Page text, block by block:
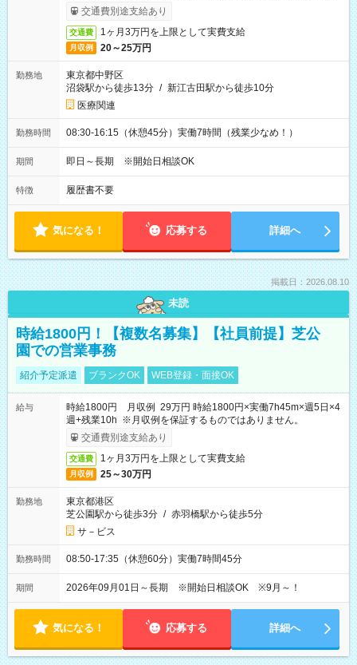
ービス利用可（利用条件有）
交通費別途支給あり
交通費 1ヶ月3万円を上限として実費支給
月収例 20～25万円
勤務地
東京都中野区
沼袋駅から徒歩13分 / 新江古田駅から徒歩10分
医療関連
勤務時間 08:30-16:15（休憩45分）実働7時間（残業少なめ！）
期間 即日～長期 ※開始日相談OK
特徴 履歴書不要
気になる！ 応募する 詳細へ
掲載日：2026.08.10
未読
時給1800円！【複数名募集】【社員前提】芝公
園での営業事務
紹介予定派遣 ブランクOK WEB登録・面接OK
給与
時給1800円 月収例 29万円 時給1800円×実働7h45m×週5日×4
週+残業10h ※月収例を保証するものではありません。
交通費別途支給あり
交通費 1ヶ月3万円を上限として実費支給
月収例 25～30万円
勤務地
東京都港区
芝公園駅から徒歩3分 / 赤羽橋駅から徒歩5分
サ－ビス
勤務時間 08:50-17:35（休憩60分）実働7時間45分
期間 2026年09月01日～長期 ※開始日相談OK ※9月～！
気になる！ 応募する 詳細へ